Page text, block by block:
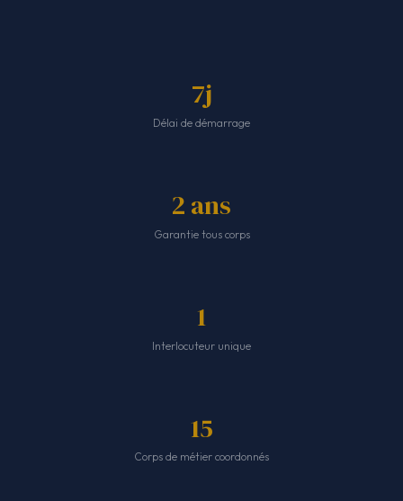
7j
Délai de démarrage
2 ans
Garantie tous corps
1
Interlocuteur unique
15
Corps de métier coordonnés